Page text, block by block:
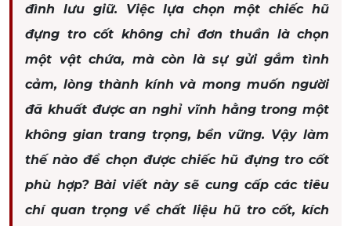
đình lưu giữ. Việc lựa chọn một chiếc hũ
đựng tro cốt không chỉ đơn thuần là chọn
một vật chứa, mà còn là sự gửi gắm tình
cảm, lòng thành kính và mong muốn người
đã khuất được an nghỉ vĩnh hằng trong một
không gian trang trọng, bền vững. Vậy làm
thế nào để chọn được chiếc hũ đựng tro cốt
phù hợp? Bài viết này sẽ cung cấp các tiêu
chí quan trọng về chất liệu hũ tro cốt, kích